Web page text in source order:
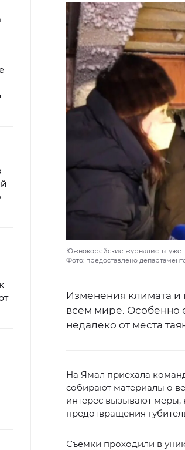
Южнокорейские журналисты уже
Фото: предоставлено
Изменения климата и
всем мире. Особенно
недалеко от места
На Ямал приехала
собирают материалы о
интерес вызывают
предотвращения
Съемки проходили в